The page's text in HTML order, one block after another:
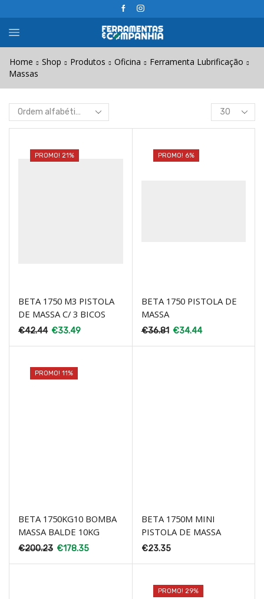
Home Shop Produtos Oficina
Ferramenta Lubrificação
Massas
Products
per
PROMO! 21%
BETA 1750 M3 PISTOLA
DE MASSA C/ 3 BICOS
€42.44 €33.49
PROMO! 6%
BETA 1750 PISTOLA DE
MASSA
€36.81 €34.44
PROMO! 11%
BETA 1750KG10 BOMBA
MASSA BALDE 10KG
€200.23 €178.35
BETA 1750M MINI
PISTOLA DE MASSA
€23.35
PROMO! 29%